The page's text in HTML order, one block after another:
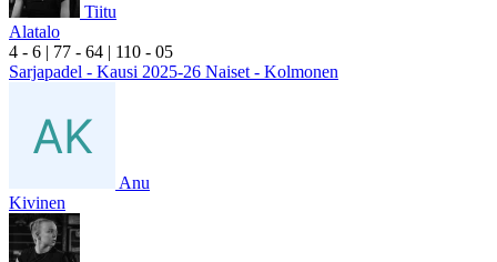
Tiitu
Alatalo
4 - 6 | 77 - 64 | 110 - 05
Sarjapadel - Kausi 2025-26 Naiset - Kolmonen
Anu
Kivinen